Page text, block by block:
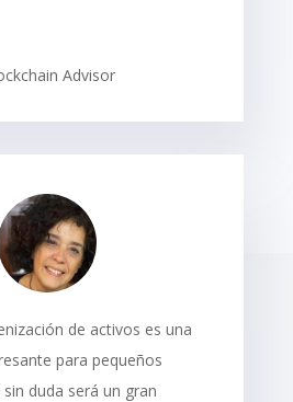
Advisor
de activos es una
para pequeños
duda será un gran